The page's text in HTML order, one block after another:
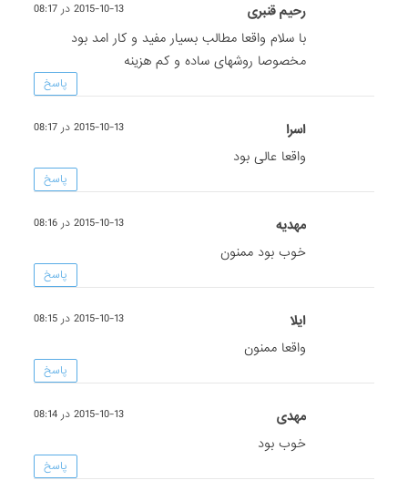
رحیم‏ ‏قنبری 2015-10-13 در 08:17
با‏ ‏سلام‏ ‏واقعا‏ ‏مطالب‏ ‏بسیار‏ ‏مفید‏ ‏و‏ ‏کار‏ ‏امد‏ ‏بود‏
‏مخصوصا‏ ‏روشهای‏ ‏ساده‏ ‏و‏ ‏کم‏ ‏هزینه‏ ‏
پاسخ
اسرا 2015-10-13 در 08:17
واقعا عالی بود
پاسخ
مهدیه 2015-10-13 در 08:16
خوب بود ممنون
پاسخ
ايلا 2015-10-13 در 08:15
واقعا ممنون
پاسخ
مهدی 2015-10-13 در 08:14
خوب بود
پاسخ